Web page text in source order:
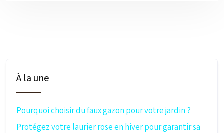
À la une
Pourquoi choisir du faux gazon pour votre jardin ?
Protégez votre laurier rose en hiver pour garantir sa